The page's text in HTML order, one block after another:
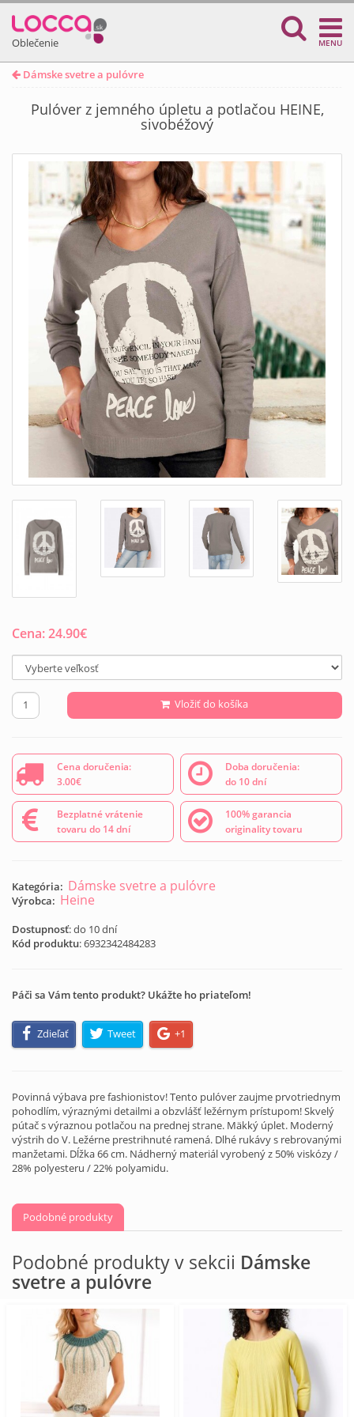
Oblečenie MENU
Dámske svetre a pulóvre
Pulóver z jemného úpletu a potlačou HEINE,
sivobéžový
Cena:24.90€
Vložiť do košíka
Cena doručenia:
3.00€
Doba doručenia:
do 10 dní
Bezplatné vrátenie
tovaru do 14 dní
100% garancia
originality tovaru
Kategória: Dámske svetre a pulóvre
Výrobca: Heine
Dostupnosť: do 10 dní
Kód produktu:6932342484283
Páči sa Vám tento produkt? Ukážte ho priateľom!
Zdieľať Tweet +1
Povinná výbava pre fashionistov! Tento pulóver zaujme prvotriednym
pohodlím, výraznými detailmi a obzvlášť ležérnym prístupom! Skvelý
pútač s výraznou potlačou na prednej strane. Mäkký úplet. Moderný
výstrih do V. Ležérne prestrihnuté ramená. Dlhé rukávy s rebrovanými
manžetami. Dĺžka 66 cm. Nádherný materiál vyrobený z 50% viskózy /
28% polyesteru / 22% polyamidu.
Podobné produkty
Podobné produkty v sekcii Dámske
svetre a pulóvre